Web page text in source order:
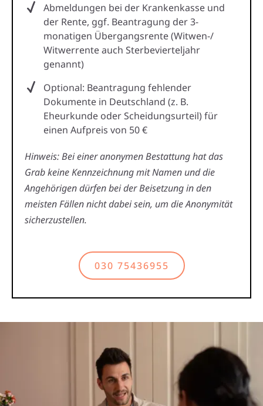
Abmeldungen bei der Krankenkasse und
der Rente, ggf. Beantragung der 3-
monatigen Übergangsrente (Witwen-/
Witwerrente auch Sterbevierteljahr
genannt)
Optional: Beantragung fehlender
Dokumente in Deutschland (z. B.
Eheurkunde oder Scheidungsurteil) für
einen Aufpreis von 50 €
Hinweis: Bei einer anonymen Bestattung hat das
Grab keine Kennzeichnung mit Namen und die
Angehörigen dürfen bei der Beisetzung in den
meisten Fällen nicht dabei sein, um die Anonymität
sicherzustellen.
030 75436955